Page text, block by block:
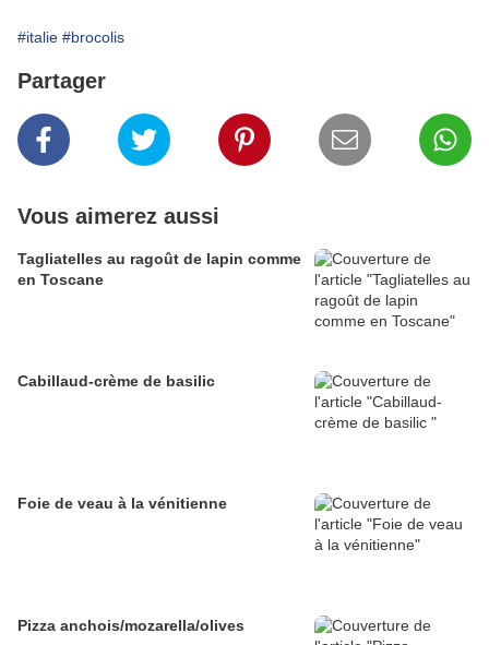
#italie #brocolis
Partager
Vous aimerez aussi
Tagliatelles au ragoût de lapin comme
en Toscane
Cabillaud-crème de basilic
Foie de veau à la vénitienne
Pizza anchois/mozarella/olives